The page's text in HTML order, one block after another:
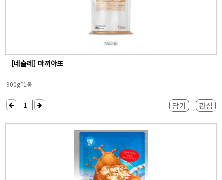
[네슬레] 마끼야또
900g*1봉
담기 관심